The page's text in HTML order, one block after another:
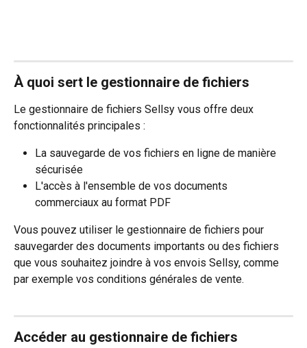
À quoi sert le gestionnaire de fichiers
Le gestionnaire de fichiers Sellsy vous offre deux
fonctionnalités principales :
La sauvegarde de vos fichiers en ligne de manière
sécurisée
L'accès à l'ensemble de vos documents
commerciaux au format PDF
Vous pouvez utiliser le gestionnaire de fichiers pour
sauvegarder des documents importants ou des fichiers
que vous souhaitez joindre à vos envois Sellsy, comme
par exemple vos conditions générales de vente.
Accéder au gestionnaire de fichiers